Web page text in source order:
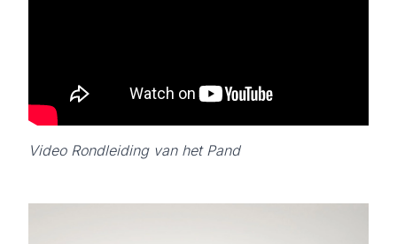
Video Rondleiding van het Pand